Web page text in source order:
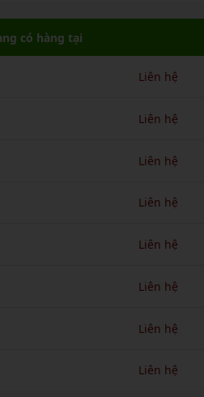
có hàng tại
Liên hệ
Liên hệ
Liên hệ
Liên hệ
Liên hệ
Liên hệ
Liên hệ
Liên hệ